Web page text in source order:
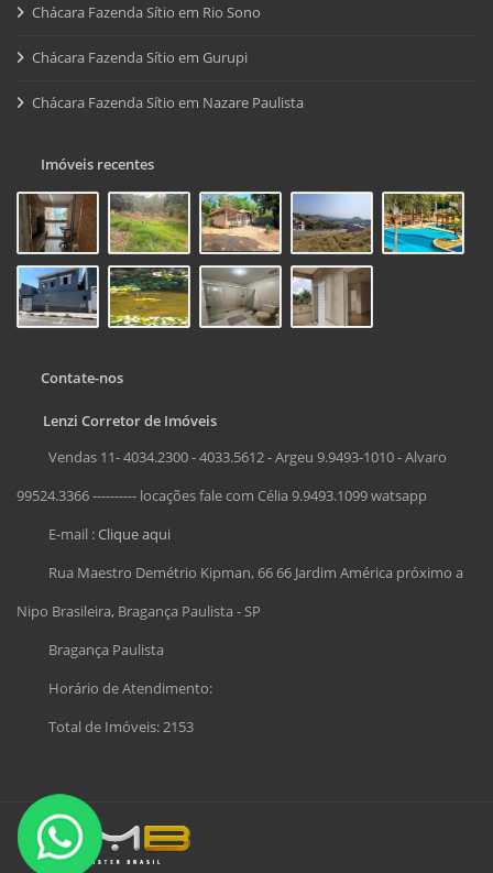
Chácara Fazenda Sítio em Rio Sono
Chácara Fazenda Sítio em Gurupi
Chácara Fazenda Sítio em Nazare Paulista
Imóveis recentes
Contate-nos
Lenzi Corretor de Imóveis
Vendas 11- 4034.2300 - 4033.5612 - Argeu 9.9493-1010 - Alvaro
99524.3366 ---------- locações fale com Célia 9.9493.1099 watsapp
E-mail :Clique aqui
Rua Maestro Demétrio Kipman, 66 66 Jardim América próximo a
Nipo Brasileira, Bragança Paulista - SP
Bragança Paulista
Horário de Atendimento:
Total de Imóveis: 2153